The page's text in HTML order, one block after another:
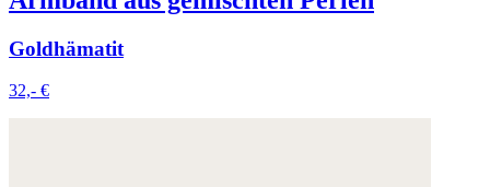
Goldhämatit
32,- €